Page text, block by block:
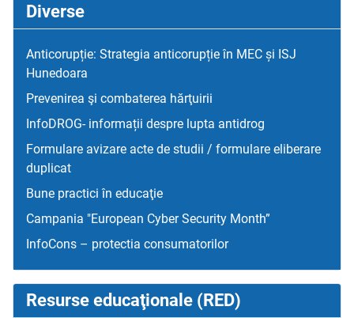
Diverse
Anticorupție: Strategia anticorupție în MEC și ISJ
Hunedoara
Prevenirea şi combaterea hărţuirii
InfoDROG- informații despre lupta antidrog
Formulare avizare acte de studii / formulare eliberare
duplicat
Bune practici în educaţie
Campania "European Cyber Security Month”
InfoCons – protectia consumatorilor
Resurse educaţionale (RED)